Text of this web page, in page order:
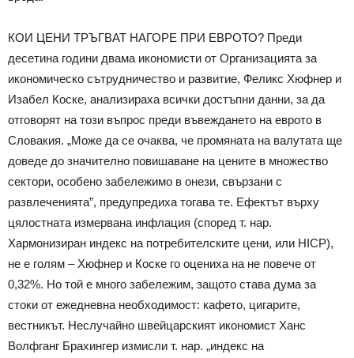
КОИ ЦЕНИ ТРЪГВАТ НАГОРЕ ПРИ ЕВРОТО? Преди
десетина години двама икономисти от Организацията за
икономическо сътрудничество и развитие, Феликс Хюфнер и
Изабел Коске, анализираха всички достъпни данни, за да
отговорят на този въпрос преди въвеждането на еврото в
Словакия. „Може да се очаква, че промяната на валутата ще
доведе до значително повишаване на цените в множество
сектори, особено забележимо в онези, свързани с
развлеченията”, предупредиха тогава те. Ефектът върху
цялостната измервана инфлация (според т. нар.
Хармонизиран индекс на потребителските цени, или HICP),
не е голям – Хюфнер и Коске го оцениха на не повече от
0,32%. Но той е много забележим, защото става дума за
стоки от ежедневна необходимост: кафето, цигарите,
вестникът. Неслучайно швейцарският икономист Ханс
Волфганг Брахингер измисли т. нар. „индекс на